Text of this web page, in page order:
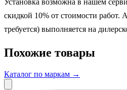
Установка возможна в нашем
скидкой 10% от стоимости работ.
требуется) выполняется на
Похожие товары
Каталог по маркам →